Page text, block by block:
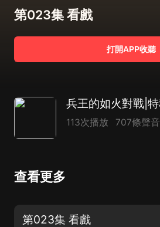
第023集 看戲
打開APP收聽
113次播放 707條聲音
查看更多
第023集 看戲